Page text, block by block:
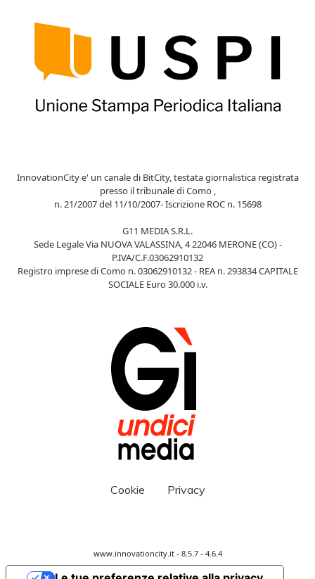
InnovationCity e' un canale di BitCity, testata giornalistica registrata
presso il tribunale di Como ,
n. 21/2007 del 11/10/2007- Iscrizione ROC n. 15698
G11 MEDIA S.R.L.
Sede Legale Via NUOVA VALASSINA, 4 22046 MERONE (CO) -
P.IVA/C.F.03062910132
Registro imprese di Como n. 03062910132 - REA n. 293834 CAPITALE
SOCIALE Euro 30.000 i.v.
Cookie Privacy
www.innovationcity.it - 8.5.7 - 4.6.4